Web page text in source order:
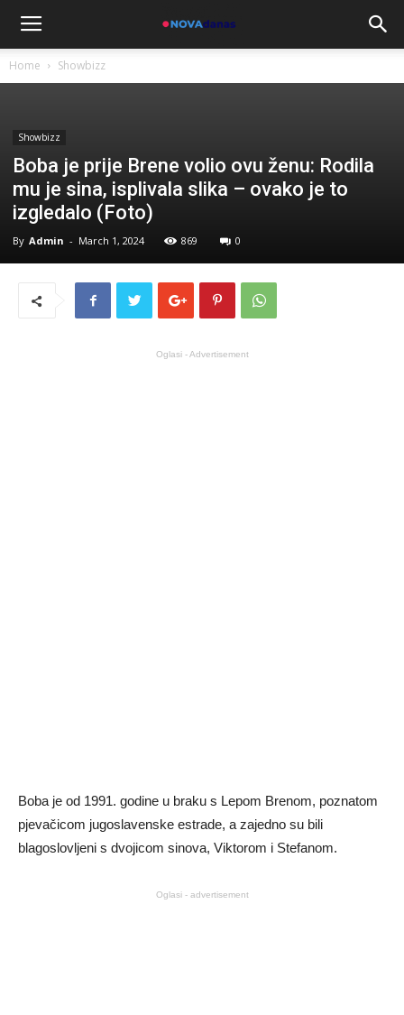
Home Showbizz
Showbizz
Boba je prije Brene volio ovu ženu: Rodila
mu je sina, isplivala slika – ovako je to
izgledalo (Foto)
By Admin - March 1, 2024 869 0
Oglasi - Advertisement
Boba je od 1991. godine u braku s Lepom Brenom, poznatom
pjevačicom jugoslavenske estrade, a zajedno su bili
blagoslovljeni s dvojicom sinova, Viktorom i Stefanom.
Oglasi - advertisement